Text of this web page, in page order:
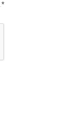
*